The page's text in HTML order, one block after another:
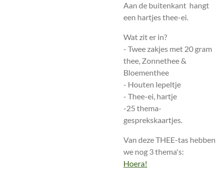
Aan de buitenkant hangt
een hartjes thee-ei.
Wat zit er in?
- Twee zakjes met 20 gram
thee, Zonnethee &
Bloementhee
- Houten lepeltje
- Thee-ei, hartje
-25 thema-
gesprekskaartjes.
Van deze THEE-tas hebben
we nog 3 thema's:
Hoera!